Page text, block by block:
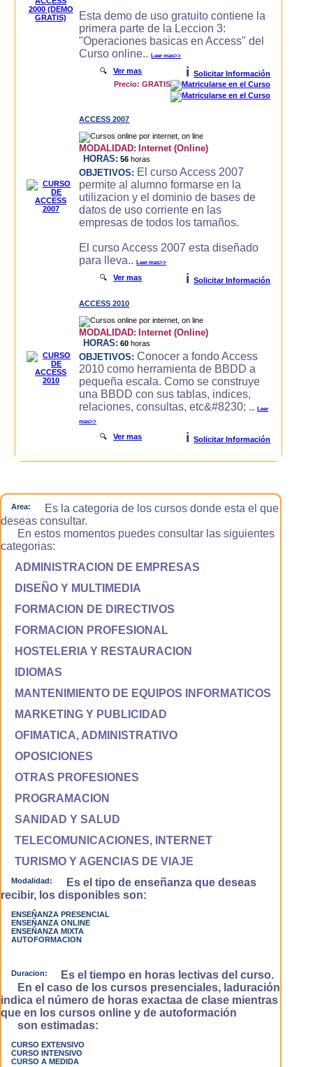
Esta demo de uso gratuito contiene la
primera parte de la Leccion 3:
"Operaciones basicas en Access" del
Curso online..Leer mas>>
🔍Ver mas i
Solicitar Información
Precio: GRATIS
ACCESS 2007
MODALIDAD: Internet (Online)
HORAS: 56 horas
OBJETIVOS: El curso Access 2007
permite al alumno formarse en la
utilizacion y el dominio de bases de
datos de uso corriente en las
empresas de todos los tamaños.
El curso Access 2007 esta diseñado
para lleva..Leer mas>>
🔍Ver mas i Solicitar Información
ACCESS 2010
MODALIDAD: Internet (Online)
HORAS: 60 horas
OBJETIVOS: Conocer a fondo Access
2010 como herramienta de BBDD a
pequeña escala. Como se construye
una BBDD con sus tablas, indices,
relaciones, consultas, etc&#8230; ..Leer
mas>>
🔍Ver mas i Solicitar Información
Area:
Es la categoria de los cursos donde esta el que
deseas consultar.
En estos momentos puedes consultar las siguientes
categorias:
ADMINISTRACION DE EMPRESAS
DISEÑO Y MULTIMEDIA
FORMACION DE DIRECTIVOS
FORMACION PROFESIONAL
HOSTELERIA Y RESTAURACION
IDIOMAS
MANTENIMIENTO DE EQUIPOS INFORMATICOS
MARKETING Y PUBLICIDAD
OFIMATICA, ADMINISTRATIVO
OPOSICIONES
OTRAS PROFESIONES
PROGRAMACION
SANIDAD Y SALUD
TELECOMUNICACIONES, INTERNET
TURISMO Y AGENCIAS DE VIAJE
Modalidad:
Es el tipo de enseñanza que deseas
recibir, los disponibles son:
ENSEÑANZA PRESENCIAL
ENSEÑANZA ONLINE
ENSEÑANZA MIXTA
AUTOFORMACION
Duracion:
Es el tiempo en horas lectivas del curso.
En el caso de los cursos presenciales, laduración
indica el número de horas exactaa de clase mientras
que en los cursos online y de autoformación
son estimadas:
CURSO EXTENSIVO
CURSO INTENSIVO
CURSO A MEDIDA